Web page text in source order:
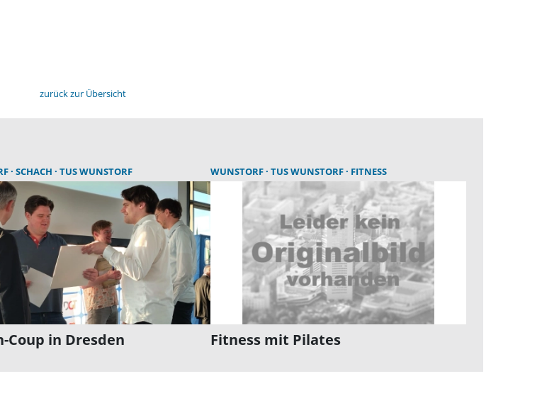
zurück zur Übersicht
SCHACH TUS WUNSTORF
Coup in Dresden
WUNSTORF TUS WUNSTORF FITNESS
Fitness mit Pilates